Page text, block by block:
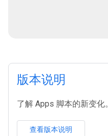
版本说明
了解 Apps 脚本的新变化。
查看版本说明